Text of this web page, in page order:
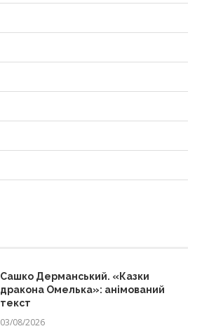
Сашко Дерманський. «Казки
дракона Омелька»: анімований
текст
03/08/2026